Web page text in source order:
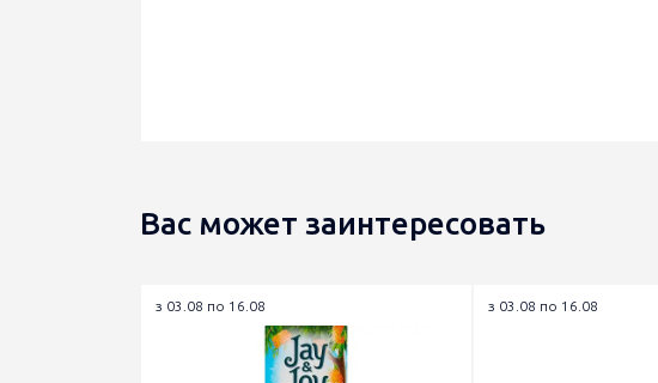
Вас может заинтересовать
з 03.08 по 16.08 з 03.08 по 16.08